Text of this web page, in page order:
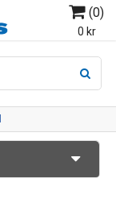
(0)
0 kr